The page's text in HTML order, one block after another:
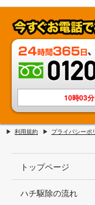
10時03分
利用規約 プライバシーポ
トップページ
ハチ駆除の流れ